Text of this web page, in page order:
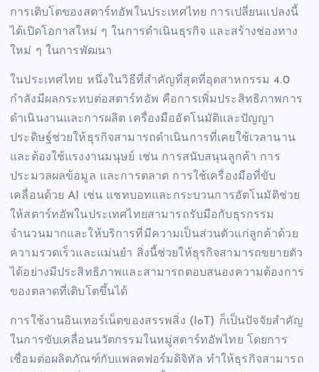
การเติบโตของสตาร์ทอัพในประเทศไทย การเปลี่ยนแปลงนี้
ได้เปิดโอกาสใหม่ ๆ ในการดำเนินธุรกิจ และสร้างช่องทาง
ใหม่ ๆ ในการพัฒนา
ในประเทศไทย หนึ่งในวิธีที่สำคัญที่สุดที่อุตสาหกรรม 4.0
กำลังมีผลกระทบต่อสตาร์ทอัพ คือการเพิ่มประสิทธิภาพการ
ดำเนินงานและการผลิต เครื่องมืออัตโนมัติและปัญญา
ประดิษฐ์ช่วยให้ธุรกิจสามารถดำเนินการที่เคยใช้เวลานาน
และต้องใช้แรงงานมนุษย์ เช่น การสนับสนุนลูกค้า การ
ประมวลผลข้อมูล และการตลาด การใช้เครื่องมือที่ขับ
เคลื่อนด้วย AI เช่น แชทบอทและกระบวนการอัตโนมัติช่วย
ให้สตาร์ทอัพในประเทศไทยสามารถรับมือกับธุรกรรม
จำนวนมากและให้บริการที่มีความเป็นส่วนตัวแก่ลูกค้าด้วย
ความรวดเร็วและแม่นยำ สิ่งนี้ช่วยให้ธุรกิจสามารถขยายตัว
ได้อย่างมีประสิทธิภาพและสามารถตอบสนองความต้องการ
ของตลาดที่เติบโตขึ้นได้
การใช้งานอินเทอร์เน็ตของสรรพสิ่ง (IoT) ก็เป็นปัจจัยสำคัญ
ในการขับเคลื่อนนวัตกรรมในหมู่สตาร์ทอัพไทย โดยการ
เชื่อมต่อผลิตภัณฑ์กับแพลตฟอร์มดิจิทัล ทำให้ธุรกิจสามารถ